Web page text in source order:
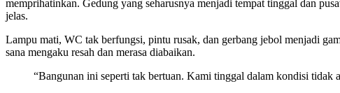
memprihatinkan. Gedung yang seharusnya menjadi tempat tinggal dan
jelas.
Lampu mati, WC tak berfungsi, pintu rusak, dan gerbang jebol menjadi
sana mengaku resah dan merasa diabaikan.
“Bangunan ini seperti tak bertuan. Kami tinggal dalam kondisi tidak